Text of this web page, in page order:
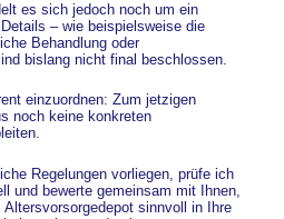
es sich jedoch noch um ein
– wie beispielsweise die
Behandlung oder
bislang nicht final beschlossen.
einzuordnen: Zum jetzigen
noch keine konkreten
Regelungen vorliegen, prüfe ich
und bewerte gemeinsam mit Ihnen,
sinnvoll in Ihre